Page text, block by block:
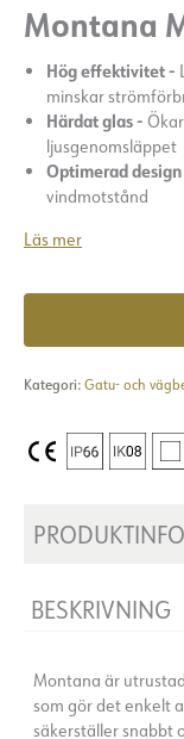
Montana
Hög effektivitet -
minskar
Härdat glas -
ljusgenomsläppet
Optimerad
vindmotstånd
Läs mer
Kategori: Gatu- och
PRODUKTINFO
BESKRIVNING
Montana är
som gör det enkelt
säkerställer snabbt